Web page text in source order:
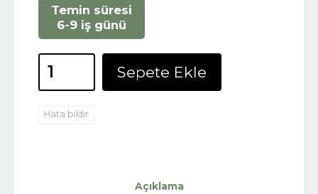
Temin süresi
6-9 iş günü
Sepete Ekle
Hata bildir
Açıklama